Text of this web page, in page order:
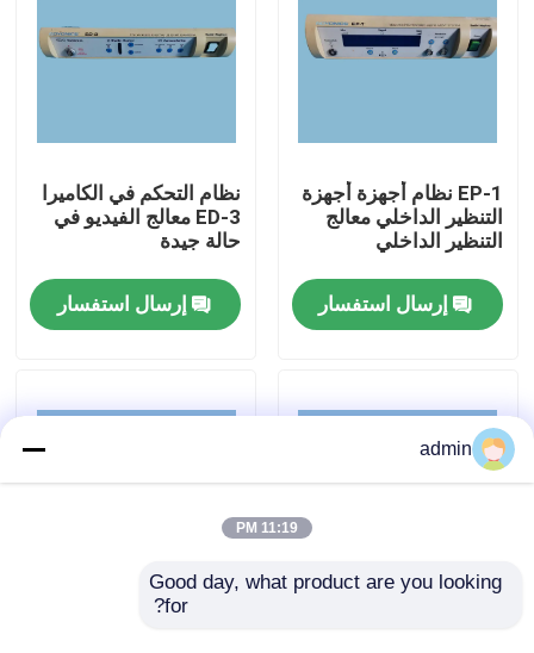
المنتجات
معلومات عنا
اتصل بنا
اطلب اقتباس
EP-1 نظام أجهزة أجهزة
التنظير الداخلي معالج
التنظير الداخلي
إرسال استفسار
نظام التحكم في الكاميرا
ED-3 معالج الفيديو في
حالة جيدة
إرسال استفسار
IDS-300 مولد الكهرباء
admin
11:19 PM
Good day, what product are you looking
for?